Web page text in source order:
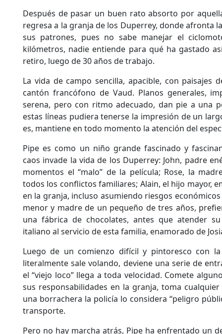
Después de pasar un buen rato absorto por
regresa a la granja de los Duperrey, donde afronta
sus patrones, pues no sabe manejar el
kilómetros, nadie entiende para qué ha gastado
retiro, luego de 30 años de trabajo.
La vida de campo sencilla, apacible, con paisajes
cantón francófono de Vaud. Planos generales,
serena, pero con ritmo adecuado, dan pie a una
estas líneas pudiera tenerse la impresión de un
es, mantiene en todo momento la atención del
Pipe es como un niño grande fascinado y
caos invade la vida de los Duperrey: John, padre
momentos el “malo” de la película; Rose, la
todos los conflictos familiares; Alain, el hijo mayor,
en la granja, incluso asumiendo riesgos
menor y madre de un pequeño de tres años,
una fábrica de chocolates, antes que atender
italiano al servicio de esta familia, enamorado de
Luego de un comienzo difícil y pintoresco con
literalmente sale volando, deviene una serie de
el “viejo loco” llega a toda velocidad. Comete
sus responsabilidades en la granja, toma
una borrachera la policía lo considera “peligro
transporte.
Pero no hay marcha atrás, Pipe ha enfrentado un